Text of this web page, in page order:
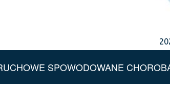
SPOWODOWANE